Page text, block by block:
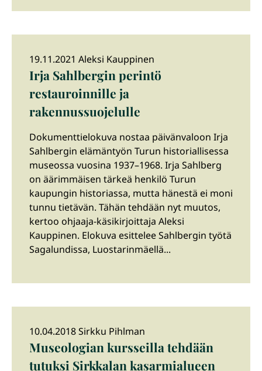
19.11.2021 Aleksi Kauppinen
Irja Sahlbergin perintö
restauroinnille ja
rakennussuojelulle
Dokumenttielokuva nostaa päivänvaloon Irja
Sahlbergin elämäntyön Turun historiallisessa
museossa vuosina 1937–1968. Irja Sahlberg
on äärimmäisen tärkeä henkilö Turun
kaupungin historiassa, mutta hänestä ei moni
tunnu tietävän. Tähän tehdään nyt muutos,
kertoo ohjaaja-käsikirjoittaja Aleksi
Kauppinen. Elokuva esittelee Sahlbergin työtä
Sagalundissa, Luostarinmäellä...
10.04.2018 Sirkku Pihlman
Museologian kursseilla tehdään
tutuksi Sirkkalan kasarmialueen